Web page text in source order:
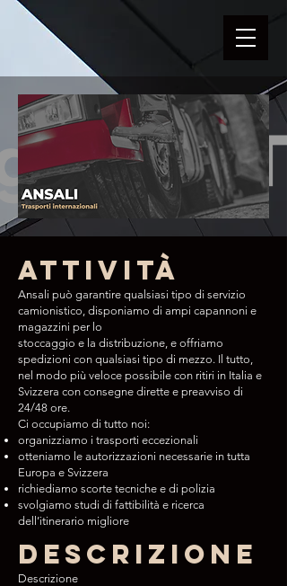
Attività
Ansali può garantire qualsiasi tipo di servizio
camionistico, disponiamo di ampi capannoni e
magazzini per lo
stoccaggio e la distribuzione, e offriamo
spedizioni con qualsiasi tipo di mezzo. Il tutto,
nel modo più veloce possibile con ritiri in Italia e
Svizzera con consegne dirette e preavviso di
24/48 ore.
Ci occupiamo di tutto noi:
organizziamo i trasporti eccezionali
otteniamo le autorizzazioni necessarie in tutta
Europa e Svizzera
richiediamo scorte tecniche e di polizia
svolgiamo studi di fattibilità e ricerca
dell’itinerario migliore
Descrizione
Descrizione